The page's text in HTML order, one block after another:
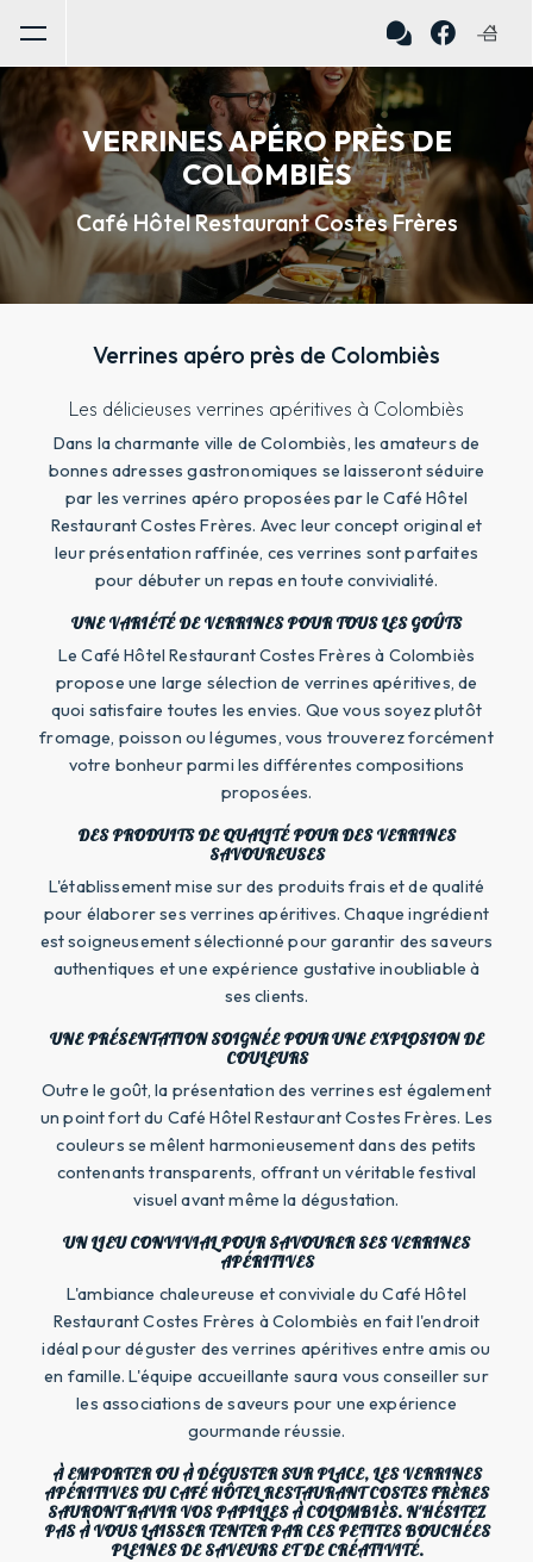
VERRINES APÉRO PRÈS DE
COLOMBIÈS
Café Hôtel Restaurant Costes Frères
Verrines apéro près de Colombiès
Les délicieuses verrines apéritives à Colombiès
Dans la charmante ville de Colombiès, les amateurs de
bonnes adresses gastronomiques se laisseront séduire
par les verrines apéro proposées par le Café Hôtel
Restaurant Costes Frères. Avec leur concept original et
leur présentation raffinée, ces verrines sont parfaites
pour débuter un repas en toute convivialité.
UNE VARIÉTÉ DE VERRINES POUR TOUS LES GOÛTS
Le Café Hôtel Restaurant Costes Frères à Colombiès
propose une large sélection de verrines apéritives, de
quoi satisfaire toutes les envies. Que vous soyez plutôt
fromage, poisson ou légumes, vous trouverez forcément
votre bonheur parmi les différentes compositions
proposées.
DES PRODUITS DE QUALITÉ POUR DES VERRINES
SAVOUREUSES
L'établissement mise sur des produits frais et de qualité
pour élaborer ses verrines apéritives. Chaque ingrédient
est soigneusement sélectionné pour garantir des saveurs
authentiques et une expérience gustative inoubliable à
ses clients.
UNE PRÉSENTATION SOIGNÉE POUR UNE EXPLOSION DE
COULEURS
Outre le goût, la présentation des verrines est également
un point fort du Café Hôtel Restaurant Costes Frères. Les
couleurs se mêlent harmonieusement dans des petits
contenants transparents, offrant un véritable festival
visuel avant même la dégustation.
UN LIEU CONVIVIAL POUR SAVOURER SES VERRINES
APÉRITIVES
L'ambiance chaleureuse et conviviale du Café Hôtel
Restaurant Costes Frères à Colombiès en fait l'endroit
idéal pour déguster des verrines apéritives entre amis ou
en famille. L'équipe accueillante saura vous conseiller sur
les associations de saveurs pour une expérience
gourmande réussie.
À EMPORTER OU À DÉGUSTER SUR PLACE, LES VERRINES
APÉRITIVES DU CAFÉ HÔTEL RESTAURANT COSTES FRÈRES
SAURONT RAVIR VOS PAPILLES À COLOMBIÈS. N'HÉSITEZ
PAS À VOUS LAISSER TENTER PAR CES PETITES BOUCHÉES
PLEINES DE SAVEURS ET DE CRÉATIVITÉ.